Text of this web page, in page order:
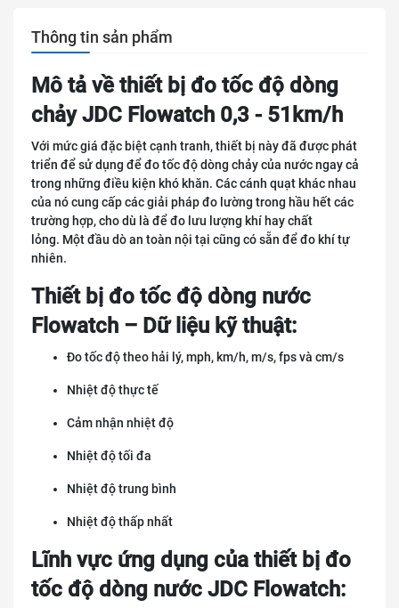
Thông tin sản phẩm
Mô tả về thiết bị đo tốc độ dòng
chảy JDC Flowatch 0,3 - 51km/h
Với mức giá đặc biệt cạnh tranh, thiết bị này đã được phát
triển để sử dụng để đo tốc độ dòng chảy của nước ngay cả
trong những điều kiện khó khăn. Các cánh quạt khác nhau
của nó cung cấp các giải pháp đo lường trong hầu hết các
trường hợp, cho dù là để đo lưu lượng khí hay chất
lỏng. Một đầu dò an toàn nội tại cũng có sẵn để đo khí tự
nhiên.
Thiết bị đo tốc độ dòng nước
Flowatch – Dữ liệu kỹ thuật:
Đo tốc độ theo hải lý, mph, km/h, m/s, fps và cm/s
Nhiệt độ thực tế
Cảm nhận nhiệt độ
Nhiệt độ tối đa
Nhiệt độ trung bình
Nhiệt độ thấp nhất
Lĩnh vực ứng dụng của thiết bị đo
tốc độ dòng nước JDC Flowatch: